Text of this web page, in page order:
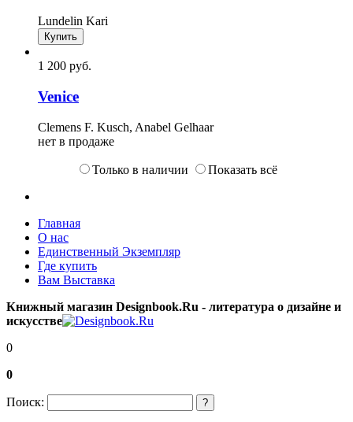
Lundelin Kari
Купить
1 200 pуб.
Venice
Clemens F. Kusch, Anabel Gelhaar
нет в продаже
Только в наличии Показать всё
Главная
О нас
Единственный Экземпляр
Где купить
Вам Выставка
Книжный магазин Designbook.Ru - литература о дизайне и
искусстве
0
0
Поиск: ?